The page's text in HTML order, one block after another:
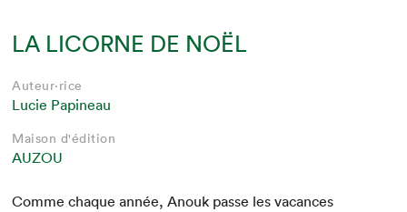
LA LICORNE DE NOËL
Auteur·rice
Lucie Papineau
Maison d'édition
AUZOU
Comme chaque année, Anouk passe les vacances